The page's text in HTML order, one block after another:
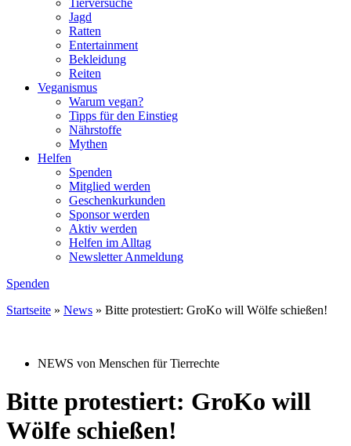
Tierversuche
Jagd
Ratten
Entertainment
Bekleidung
Reiten
Veganismus
Warum vegan?
Tipps für den Einstieg
Nährstoffe
Mythen
Helfen
Spenden
Mitglied werden
Geschenkurkunden
Sponsor werden
Aktiv werden
Helfen im Alltag
Newsletter Anmeldung
Spenden
Startseite » News » Bitte protestiert: GroKo will Wölfe schießen!
NEWS von Menschen für Tierrechte
Bitte protestiert: GroKo will
Wölfe schießen!